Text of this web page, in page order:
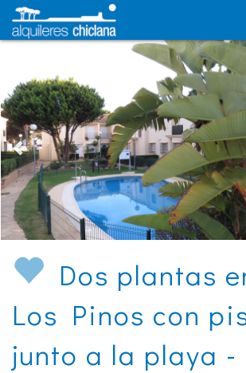
Dos plantas
Los Pinos con
junto a la playa -